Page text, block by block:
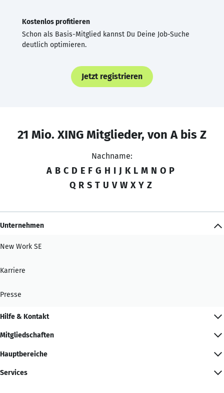
Kostenlos profitieren
Schon als Basis-Mitglied kannst Du Deine Job-Suche
deutlich optimieren.
Jetzt registrieren
21 Mio. XING Mitglieder, von A bis Z
Nachname:
A B C D E F G H I J K L M N O P
Q R S T U V W X Y Z
Unternehmen
New Work SE
Karriere
Presse
Hilfe & Kontakt
Mitgliedschaften
Hauptbereiche
Services